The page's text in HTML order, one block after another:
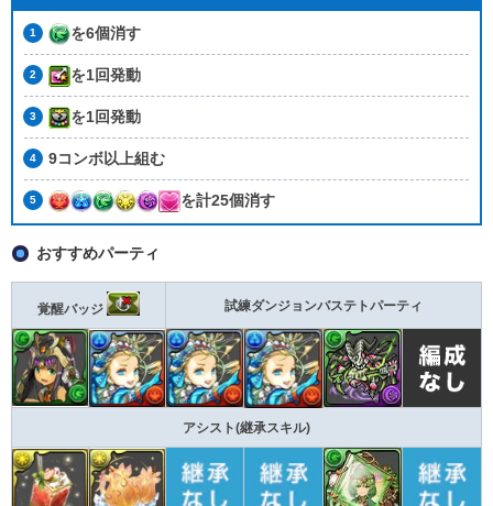
を6個消す
を1回発動
を1回発動
9コンボ以上組む
を計25個消す
おすすめパーティ
覚醒バッジ 試練ダンジョンバステトパーティ
アシスト(継承スキル)